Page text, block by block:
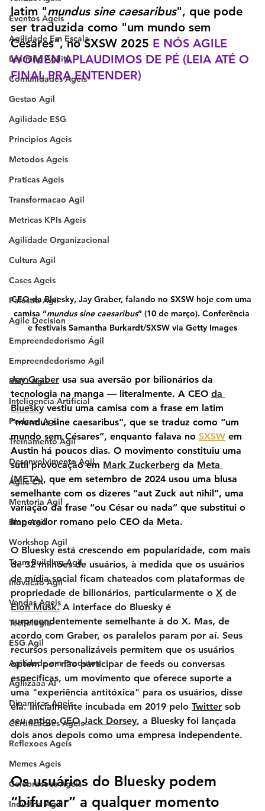
Eventos Ageis
Agilidade Em Escala
Learning Agility
Comunidades Ageis
Gestao Agil
Agilidade ESG
Principios Ageis
Metodos Ageis
Praticas Ageis
Transformacao Agil
Metricas KPIs Ageis
Agilidade Organizacional
Cultura Agil
Cases Ageis
Palestra Agil
Agile Decision
Empreendedorismo Ágil
Empreendedorismo Agil
PMO Agil
Inteligencia Artificial
Podcast Agil
Treinamento Agil
Desenvolvimento Agil
Agile CX
Mentoria Agil
Blog Agil
Workshop Agil
Team Building Agil
Inovacao Agil
Vendas Ageis
Tecnologia
ESG Agil
Agilidade em Produtos
Agilizaaa AI
Dinamicas Ageis
Certificacoes Ageis
Reflexoes Ageis
Memes Ageis
Celebracoes Ageis
Industria Agil
latim "mundus sine caesaribus", que pode
ser traduzida como "um mundo sem
Césares", no SXSW 2025 E NÓS AGILE
WOMEN APLAUDIMOS DE PÉ (LEIA ATÉ O
FINAL PRA ENTENDER)
CEO da Bluesky, Jay Graber, falando no SXSW hoje com uma
camisa “mundus sine caesaribus” (10 de março). Conferência
e festivais Samantha Burkardt/SXSW via Getty Images
Jay Graber usa sua aversão por bilionários da
tecnologia na manga — literalmente. A CEO da
Bluesky vestiu uma camisa com a frase em latim
“mundus sine caesaribus”, que se traduz como “um
mundo sem Césares”, enquanto falava no SXSW em
Austin há poucos dias. O movimento constituiu uma
sutil provocação em Mark Zuckerberg da Meta
(META), que em setembro de 2024 usou uma blusa
semelhante com os dizeres “aut Zuck aut nihil”, uma
variação da frase “ou César ou nada” que substitui o
imperador romano pelo CEO da Meta.
O Bluesky está crescendo em popularidade, com mais
de 32 milhões de usuários, à medida que os usuários
de mídia social ficam chateados com plataformas de
propriedade de bilionários, particularmente o X de
Elon Musk. A interface do Bluesky é
surpreendentemente semelhante à do X. Mas, de
acordo com Graber, os paralelos param por aí. Seus
recursos personalizáveis ​​permitem que os usuários
optem por não participar de feeds ou conversas
específicas, um movimento que oferece suporte a
uma "experiência antitóxica" para os usuários, disse
ela. Inicialmente incubada em 2019 pelo Twitter sob
seu antigo CEO Jack Dorsey, a Bluesky foi lançada
dois anos depois como uma empresa independente.
Os usuários do Bluesky podem
“bifurcar” a qualquer momento